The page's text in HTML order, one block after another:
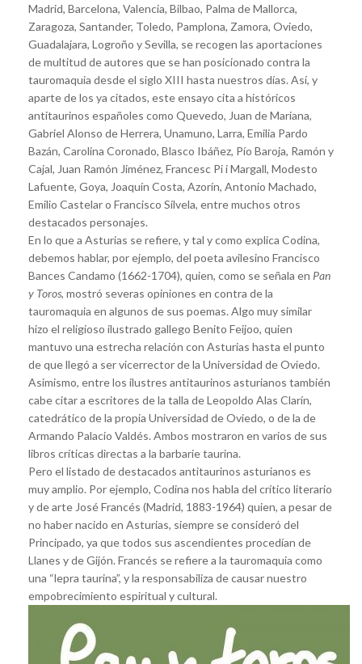
Madrid, Barcelona, Valencia, Bilbao, Palma de Mallorca,
Zaragoza, Santander, Toledo, Pamplona, Zamora, Oviedo,
Guadalajara, Logroño y Sevilla, se recogen las aportaciones
de multitud de autores que se han posicionado contra la
tauromaquia desde el siglo XIII hasta nuestros días. Así, y
aparte de los ya citados, este ensayo cita a históricos
antitaurinos españoles como Quevedo, Juan de Mariana,
Gabriel Alonso de Herrera, Unamuno, Larra, Emilia Pardo
Bazán, Carolina Coronado, Blasco Ibáñez, Pío Baroja, Ramón y
Cajal, Juan Ramón Jiménez, Francesc Pi i Margall, Modesto
Lafuente, Goya, Joaquín Costa, Azorín, Antonio Machado,
Emilio Castelar o Francisco Silvela, entre muchos otros
destacados personajes.
En lo que a Asturias se refiere, y tal y como explica Codina,
debemos hablar, por ejemplo, del poeta avilesino Francisco
Bances Candamo (1662-1704), quien, como se señala en Pan
y Toros, mostró severas opiniones en contra de la
tauromaquia en algunos de sus poemas. Algo muy similar
hizo el religioso ilustrado gallego Benito Feijoo, quien
mantuvo una estrecha relación con Asturias hasta el punto
de que llegó a ser vicerrector de la Universidad de Oviedo.
Asimismo, entre los ilustres antitaurinos asturianos también
cabe citar a escritores de la talla de Leopoldo Alas Clarín,
catedrático de la propia Universidad de Oviedo, o de la de
Armando Palacio Valdés. Ambos mostraron en varios de sus
libros críticas directas a la barbarie taurina.
Pero el listado de destacados antitaurinos asturianos es
muy amplio. Por ejemplo, Codina nos habla del crítico literario
y de arte José Francés (Madrid, 1883-1964) quien, a pesar de
no haber nacido en Asturias, siempre se consideró del
Principado, ya que todos sus ascendientes procedían de
Llanes y de Gijón. Francés se refiere a la tauromaquia como
una “lepra taurina”, y la responsabiliza de causar nuestro
empobrecimiento espiritual y cultural.